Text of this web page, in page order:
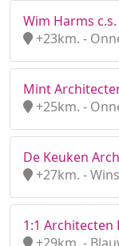
Wim Harms
+23km. -
Mint
+25km. -
De Keuken
+27km. -
1:1 Architecten